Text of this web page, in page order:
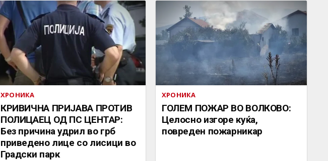
ХРОНИКА
КРИВИЧНА ПРИЈАВА ПРОТИВ
ПОЛИЦАЕЦ ОД ПС ЦЕНТАР:
Без причина удрил во грб
приведено лице со лисици во
Градски парк
ХРОНИКА
ГОЛЕМ ПОЖАР ВО ВОЛКОВО:
Целосно изгоре куќа,
повреден пожарникар